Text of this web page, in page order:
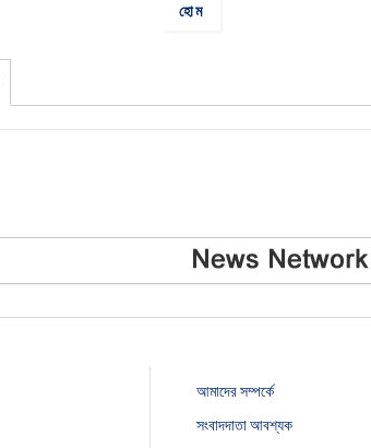
হোম
আমাদের সম্পর্কে
সংবাদদাতা আবশ্যক